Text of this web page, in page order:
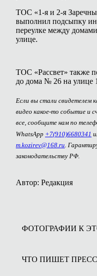
ТОС «1-я и 2-я
выполнил подсыпку
переулке между
улице.
ТОС «Рассвет» также
до дома № 26 на улице
Если вы стали свидетелем
видео какое-то событие и
все, сообщите нам по
WhatsApp +7(910)6680341
m.kozirev@168.ru .
законодательству РФ.
Автор: Редакция
ФОТОГРАФИИ К
ЧТО ПИШЕТ